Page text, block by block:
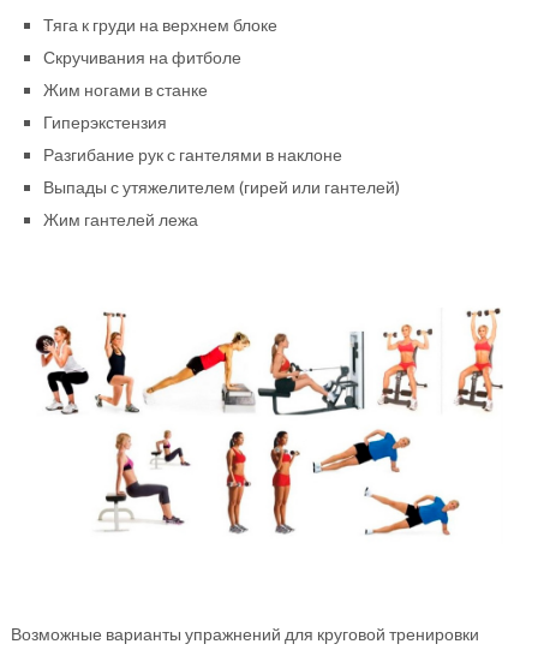
Тяга к груди на верхнем блоке
Скручивания на фитболе
Жим ногами в станке
Гиперэкстензия
Разгибание рук с гантелями в наклоне
Выпады с утяжелителем (гирей или гантелей)
Жим гантелей лежа
Возможные варианты упражнений для круговой тренировки